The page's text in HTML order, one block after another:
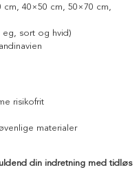
cm, 40×50 cm, 50×70 cm,
eg, sort og hvid)
risikofrit
materialer
din indretning med tidløs